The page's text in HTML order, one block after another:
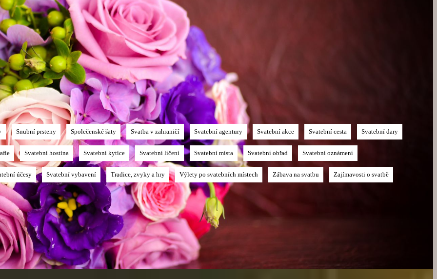
Snubní prsteny Společenské šaty Svatba v zahraničí Svatební agentury Svatební akce Svatební cesta Svatební dary
Svatební hostina Svatební kytice Svatební líčení Svatební místa Svatební obřad Svatební oznámení
účesy Svatební vybavení Tradice, zvyky a hry Výlety po svatebních místech Zábava na svatbu Zajímavosti o svatbě